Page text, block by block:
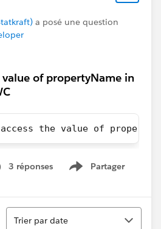
a posé une question
of propertyName in
the value of
3 réponses Partager
Show menu
Tri
Trier par date